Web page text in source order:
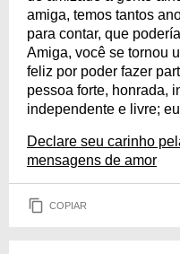
amiga, temos tantos
para contar, que
Amiga, você se tornou
feliz por poder fazer
pessoa forte, honrada,
independente e livre;
Declare seu carinho
mensagens de amor
COPIAR